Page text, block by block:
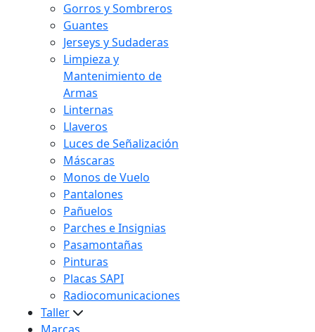
Gorros y Sombreros
Guantes
Jerseys y Sudaderas
Limpieza y
Mantenimiento de
Armas
Linternas
Llaveros
Luces de Señalización
Máscaras
Monos de Vuelo
Pantalones
Pañuelos
Parches e Insignias
Pasamontañas
Pinturas
Placas SAPI
Radiocomunicaciones
Taller